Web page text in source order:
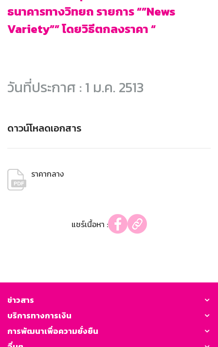
ธนาคารทางวิทยถ รายการ “”News
Variety”” โดยวิธีตกลงราคา “
วันที่ประกาศ : 1 ม.ค. 2513
ดาวน์โหลดเอกสาร
ราคากลาง
แชร์เนื้อหา :
ข่าวสาร
บริการทางการเงิน
การพัฒนาเพื่อความยั่งยืน